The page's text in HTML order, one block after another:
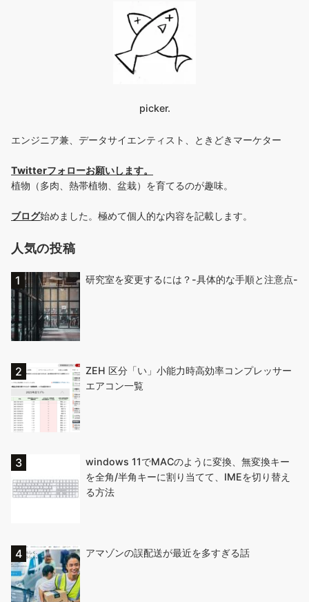
picker.
エンジニア兼、データサイエンティスト、ときどきマーケター
Twitterフォローお願いします。
植物（多肉、熱帯植物、盆栽）を育てるのが趣味。
ブログ始めました。極めて個人的な内容を記載します。
人気の投稿
研究室を変更するには？-具体的な手順と注意点-
ZEH 区分「い」小能力時高効率コンプレッサー
エアコン一覧
windows 11でMACのように変換、無変換キー
を全角/半角キーに割り当てて、IMEを切り替え
る方法
アマゾンの誤配送が最近を多すぎる話